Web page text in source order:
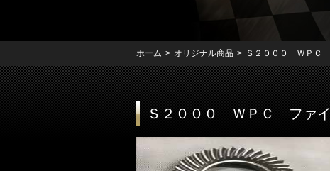
ホーム > オリジナル商品 > Ｓ２０００ ＷＰＣ
Ｓ２０００ ＷＰＣ ファ